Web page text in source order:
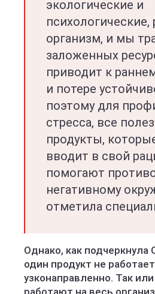
экологические и
организм, и мы
заложенных
приводит к
и потере
поэтому для
стресса, все
продукты,
вводит в свой
помогают
негативному
отметила
Однако, как подчеркнула
один продукт не работает
узконаправленно. Так
работают на весь